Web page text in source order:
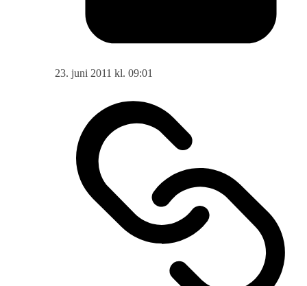
23. juni 2011 kl. 09:01